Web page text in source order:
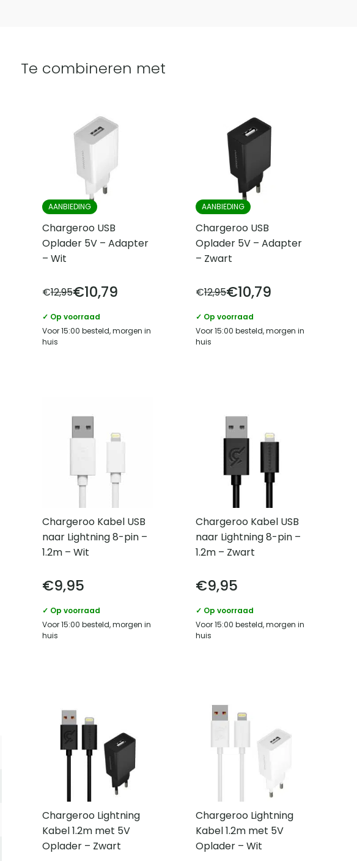
Te combineren met
AANBIEDING
Chargeroo USB
Oplader 5V – Adapter
– Wit
€12,95€10,79
✓ Op voorraad
Voor 15:00 besteld, morgen in
huis
AANBIEDING
Chargeroo USB
Oplader 5V – Adapter
– Zwart
€12,95€10,79
✓ Op voorraad
Voor 15:00 besteld, morgen in
huis
Chargeroo Kabel USB
naar Lightning 8-pin –
1.2m – Wit
€9,95
✓ Op voorraad
Voor 15:00 besteld, morgen in
huis
Chargeroo Kabel USB
naar Lightning 8-pin –
1.2m – Zwart
€9,95
✓ Op voorraad
Voor 15:00 besteld, morgen in
huis
Chargeroo Lightning
Kabel 1.2m met 5V
Oplader – Zwart
Chargeroo Lightning
Kabel 1.2m met 5V
Oplader – Wit